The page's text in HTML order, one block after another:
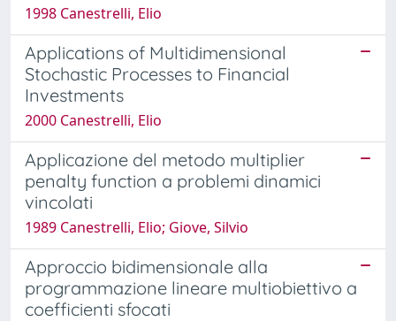
1998 Canestrelli, Elio
Applications of Multidimensional
Stochastic Processes to Financial
Investments
2000 Canestrelli, Elio
Applicazione del metodo multiplier
penalty function a problemi dinamici
vincolati
1989 Canestrelli, Elio; Giove, Silvio
Approccio bidimensionale alla
programmazione lineare multiobiettivo a
coefficienti sfocati